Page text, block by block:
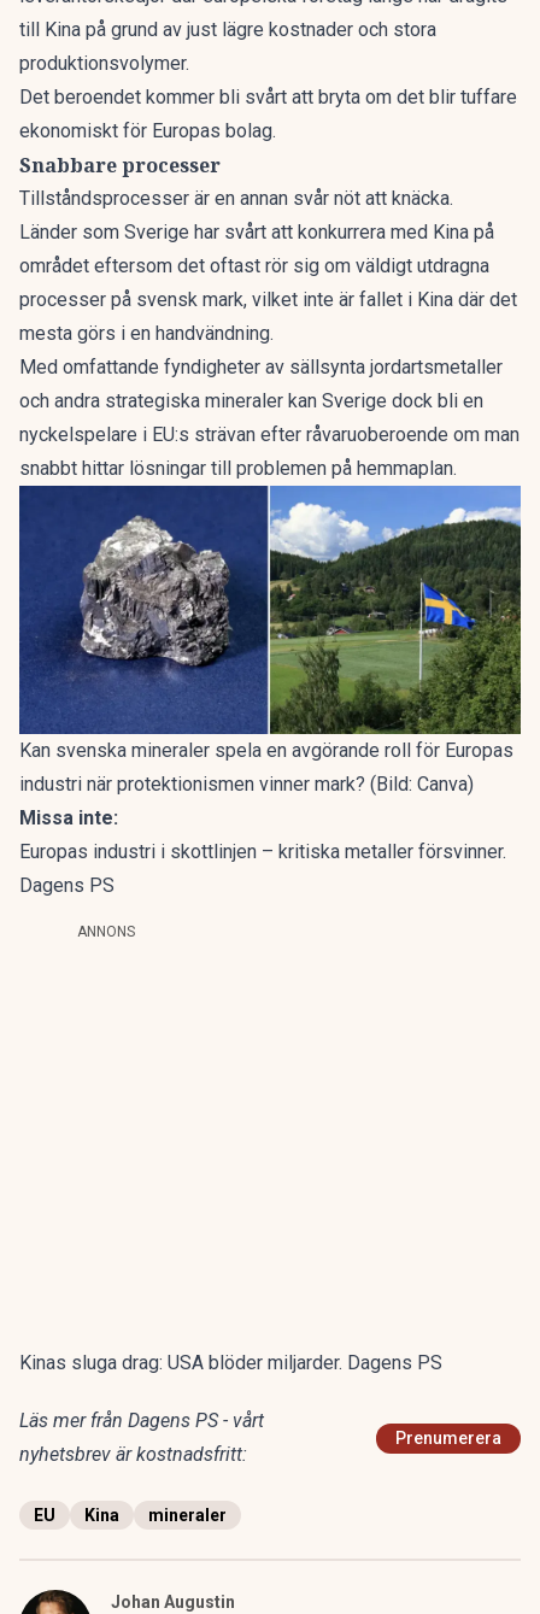
till Kina på grund av just lägre kostnader och stora
produktionsvolymer.
Det beroendet kommer bli svårt att bryta om det blir tuffare
ekonomiskt för Europas bolag.
Snabbare processer
Tillståndsprocesser är en annan svår nöt att knäcka.
Länder som Sverige har svårt att konkurrera med Kina på
området eftersom det oftast rör sig om väldigt utdragna
processer på svensk mark, vilket inte är fallet i Kina där det
mesta görs i en handvändning.
Med omfattande fyndigheter av sällsynta jordartsmetaller
och andra strategiska mineraler kan Sverige dock bli en
nyckelspelare i EU:s strävan efter råvaruoberoende om man
snabbt hittar lösningar till problemen på hemmaplan.
Kan svenska mineraler spela en avgörande roll för Europas
industri när protektionismen vinner mark? (Bild: Canva)
Missa inte:
Europas industri i skottlinjen – kritiska metaller försvinner.
Dagens PS
ANNONS
Kinas sluga drag: USA blöder miljarder. Dagens PS
Läs mer från Dagens PS - vårt
nyhetsbrev är kostnadsfritt:
Prenumerera
EU Kina mineraler
Johan Augustin